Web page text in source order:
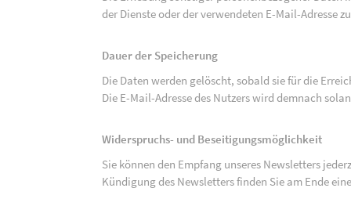
der Dienste oder der verwendeten E-Mail-Adresse
Dauer der Speicherung
Die Daten werden gelöscht, sobald sie für die
Die E-Mail-Adresse des Nutzers wird demnach
Widerspruchs- und Beseitigungsmöglichkeit
Sie können den Empfang unseres Newsletters
Kündigung des Newsletters finden Sie am Ende